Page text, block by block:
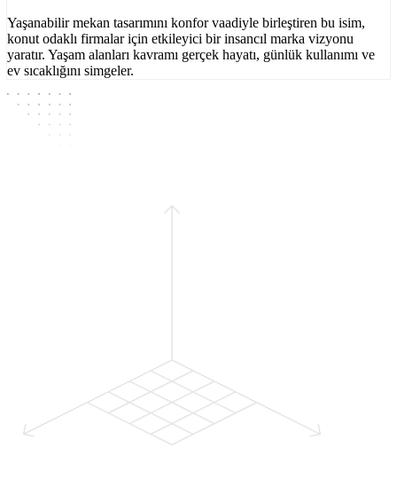
Yaşanabilir mekan tasarımını konfor vaadiyle birleştiren bu isim,
konut odaklı firmalar için etkileyici bir insancıl marka vizyonu
yaratır. Yaşam alanları kavramı gerçek hayatı, günlük kullanımı ve
ev sıcaklığını simgeler.